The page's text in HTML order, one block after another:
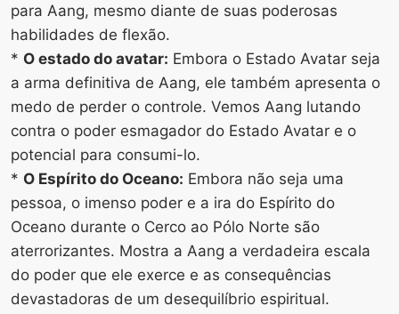
para Aang, mesmo diante de suas poderosas
habilidades de flexão.
* O estado do avatar: Embora o Estado Avatar seja
a arma definitiva de Aang, ele também apresenta o
medo de perder o controle. Vemos Aang lutando
contra o poder esmagador do Estado Avatar e o
potencial para consumi-lo.
* O Espírito do Oceano: Embora não seja uma
pessoa, o imenso poder e a ira do Espírito do
Oceano durante o Cerco ao Pólo Norte são
aterrorizantes. Mostra a Aang a verdadeira escala
do poder que ele exerce e as consequências
devastadoras de um desequilíbrio espiritual.